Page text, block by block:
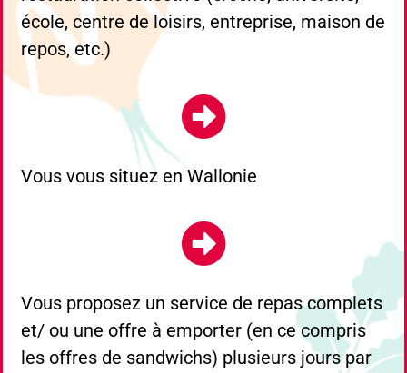
école, centre de loisirs, entreprise, maison de
repos, etc.)
Vous vous situez en Wallonie
Vous proposez un service de repas complets
et/ ou une offre à emporter (en ce compris
les offres de sandwichs) plusieurs jours par